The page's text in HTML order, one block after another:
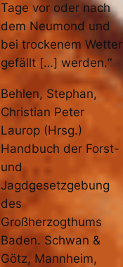
Tage vor oder nach
dem Neumond und
bei trockenem Wetter
gefällt […] werden.“
Behlen, Stephan,
Christian Peter
Laurop (Hrsg.)
Handbuch der Forst-
und
Jagdgesetzgebung
des
Großherzogthums
Baden. Schwan &
Götz, Mannheim,